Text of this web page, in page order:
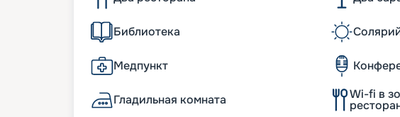
Библиотека
Медпункт
Гладильная комната Wi-fi в